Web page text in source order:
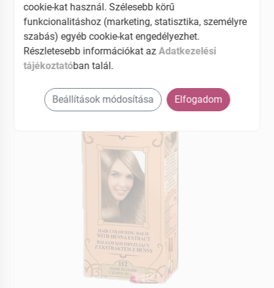
EAN: 5902101515634
4.7 (3)
cookie-kat használ. Szélesebb körű
funkcionalitáshoz (marketing, statisztika, személyre
szabás) egyéb cookie-kat engedélyezhet.
Részletesebb információkat az Adatkezelési
tájékoztatóban talál.
Beállítások módosítása Elfogadom